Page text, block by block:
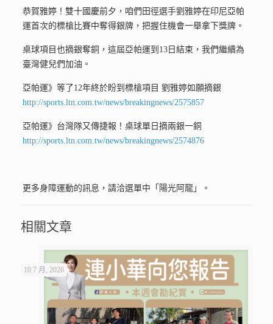
恭賀雅婷！雙十國慶前夕，咱們田徑選手劉雅婷在印尼亞帕
運首次的標槍比賽中奪得銀牌，把握住機會一舉拿下獎牌。
桌球項目也摘銀奪銅，這屆亞帕運到13日結束，我們繼續為
臺灣健兒們加油。
亞帕運》等了12年終於盼到標槍項目 劉雅婷如願摘銀
http://sports.ltn.com.tw/news/breakingnews/2575857
亞帕運》台灣隊又傳捷報！桌球單日摘兩銀一銅
http://sports.ltn.com.tw/news/breakingnews/2574876
更多身障運動的訊息，請洽選單中「陽光阿龍」。
相關文章
10 7 月, 2026